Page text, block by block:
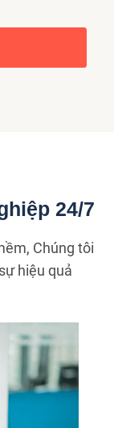
24/7
Chúng tôi
hiệu quả